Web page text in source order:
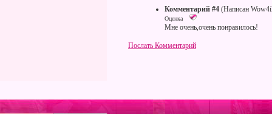
Комментарий #4 (Написан
Оценка
Мне очень,очень понравилось!
Послать Комментарий